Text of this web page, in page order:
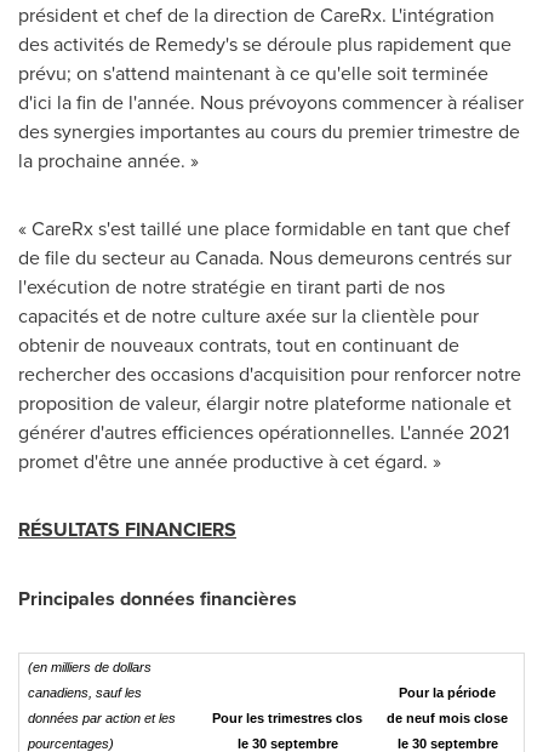
président et chef de la direction de CareRx. L'intégration
des activités de Remedy's se déroule plus rapidement que
prévu; on s'attend maintenant à ce qu'elle soit terminée
d'ici la fin de l'année. Nous prévoyons commencer à réaliser
des synergies importantes au cours du premier trimestre de
la prochaine année. »
« CareRx s'est taillé une place formidable en tant que chef
de file du secteur au Canada. Nous demeurons centrés sur
l'exécution de notre stratégie en tirant parti de nos
capacités et de notre culture axée sur la clientèle pour
obtenir de nouveaux contrats, tout en continuant de
rechercher des occasions d'acquisition pour renforcer notre
proposition de valeur, élargir notre plateforme nationale et
générer d'autres efficiences opérationnelles. L'année 2021
promet d'être une année productive à cet égard. »
RÉSULTATS FINANCIERS
Principales données financières
(en milliers de dollars
canadiens, sauf les
données par action et les
pourcentages)
Pour les trimestres clos
le 30 septembre
Pour la période
de neuf mois close
le 30 septembre